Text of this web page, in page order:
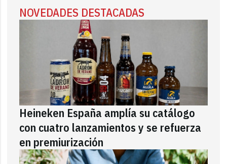
NOVEDADES DESTACADAS
Heineken España amplía su catálogo
con cuatro lanzamientos y se refuerza
en premiurización